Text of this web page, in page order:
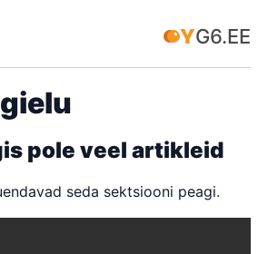
YG6.EE
pole veel artikleid
seda sektsiooni peagi.